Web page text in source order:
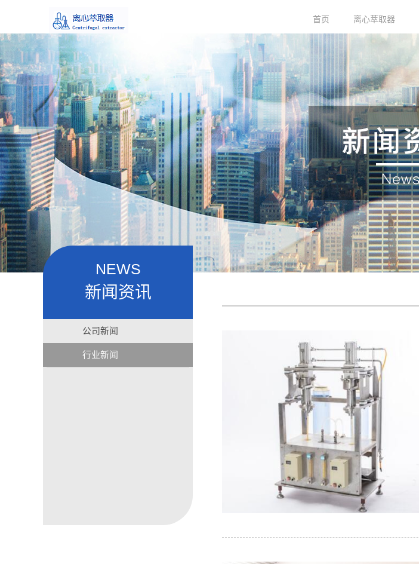
首页 离心萃取器
NEWS
新闻资讯
公司新闻
行业新闻